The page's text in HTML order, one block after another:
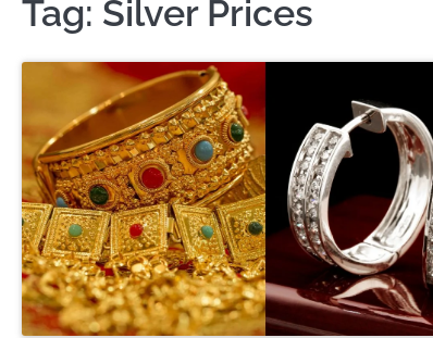
Tag: Silver Prices